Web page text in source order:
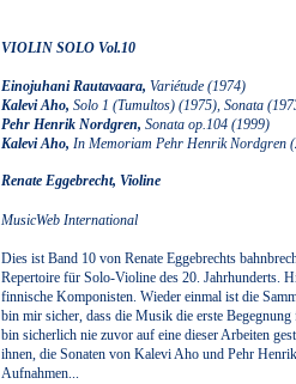
VIOLIN SOLO Vol.10
Einojuhani Rautavaara, Variétude (1974)
Kalevi Aho, Solo 1 (Tumultos) (1975), Sonata
Pehr Henrik Nordgren, Sonata op.104 (1999)
Kalevi Aho, In Memoriam Pehr Henrik Nordgren
Renate Eggebrecht, Violine
MusicWeb International
Dies ist Band 10 von Renate Eggebrechts
Repertoire für Solo-Violine des 20. Jahrhunderts.
finnische Komponisten. Wieder einmal ist die
bin mir sicher, dass die Musik die erste
bin sicherlich nie zuvor auf eine dieser Arbeiten
ihnen, die Sonaten von Kalevi Aho und Pehr
Aufnahmen...